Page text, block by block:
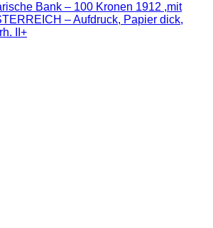
Bank – 100 Kronen 1912 ,mit
– Aufdruck, Papier dick,
II+